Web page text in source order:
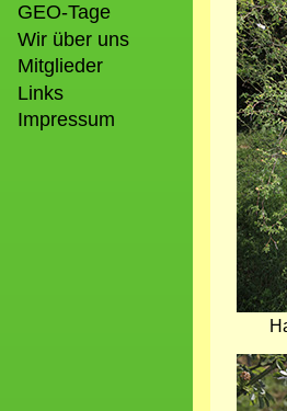
GEO-Tage
Wir über uns
Mitglieder
Links
Impressum
Bild